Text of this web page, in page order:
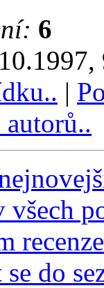
6
|
autorů..
všech
se do